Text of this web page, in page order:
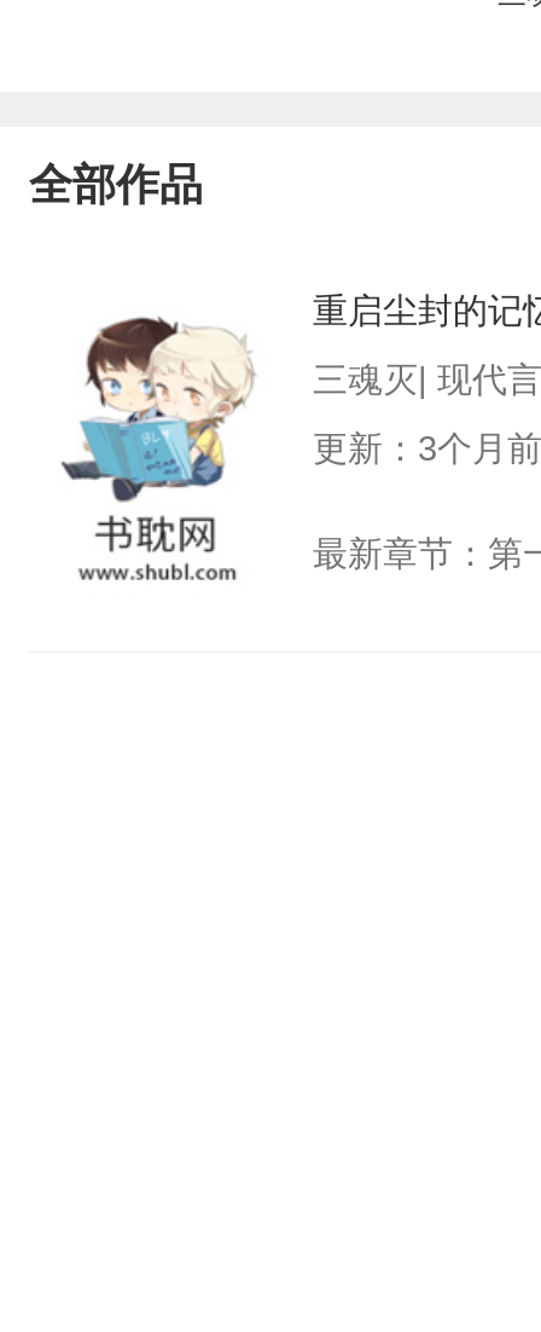
全部作品
重启尘封的记
三魂灭| 现代
更新：3个月前
最新章节：第